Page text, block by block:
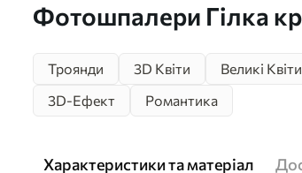
Фотошпалери Гілка
Троянди 3D Квіти Великі Квіти
3D-Ефект
Романтика
Характеристики та матеріал